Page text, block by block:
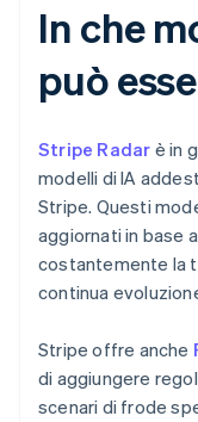
In che
può
Stripe Radar è in
modelli di IA
Stripe. Questi
aggiornati in base
costantemente la
continua
Stripe offre anche
di aggiungere
scenari di frode